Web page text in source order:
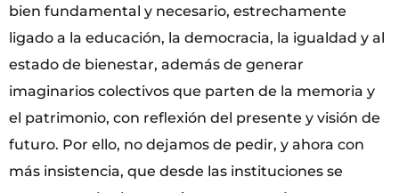
bien fundamental y necesario, estrechamente
ligado a la educación, la democracia, la igualdad y al
estado de bienestar, además de generar
imaginarios colectivos que parten de la memoria y
el patrimonio, con reflexión del presente y visión de
futuro. Por ello, no dejamos de pedir, y ahora con
más insistencia, que desde las instituciones se